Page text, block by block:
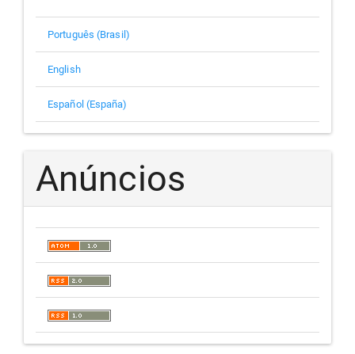
Português (Brasil)
English
Español (España)
Anúncios